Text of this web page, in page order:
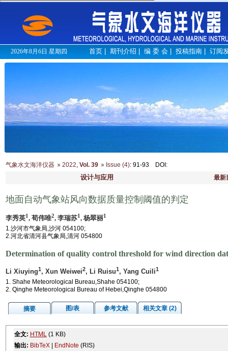
2026年8月6日 星期四 首页 期刊介绍 编 委 会 投稿指南 订阅
气象水文海洋仪器 2022, Vol. 39 Issue (4): 91-93 DOI :
设计与应用 最新
地面自动气象站风向数据质量控制阈值的判定
李秀英1, 荀伟唯2, 李瑞苏1, 杨翠丽1
1.沙河市气象局,沙河 054100;
2.河北省清河县气象局,清河 054800
Determination of quality control threshold for wind direction
Li Xiuying1, Xun Weiwei2, Li Ruisu1, Yang Cuili1
1. Shahe Meteorological Bureau,Shahe 054100;
2. Qinghe Meteorological Bureau of Hebei,Qinghe 054800
摘要 图/表 参考文献 相关文章 (2)
全文: HTML(1 KB)
输出: BibTeX| EndNote (RIS)